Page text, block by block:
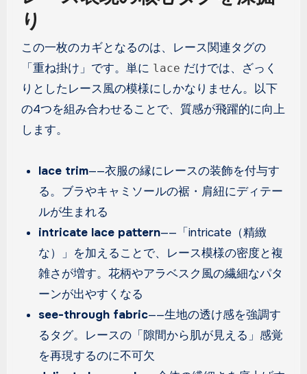
り
この一枚のカギとなるのは、レース関連タグの
「重ね掛け」です。単に lace だけでは、ざっく
りとしたレース風の模様にしかなりません。以下
の4つを組み合わせることで、質感が飛躍的に向上
します。
lace trim——衣服の縁にレースの装飾を付与す
る。ブラやキャミソールの裾・肩紐にディテー
ルが生まれる
intricate lace pattern——「intricate（精緻
な）」を加えることで、レース模様の密度と複
雑さが増す。花柄やアラベスク風の繊細なパタ
ーンが出やすくなる
see-through fabric——生地の透け感を強調す
るタグ。レースの「隙間から肌が見える」感覚
を再現するのに不可欠